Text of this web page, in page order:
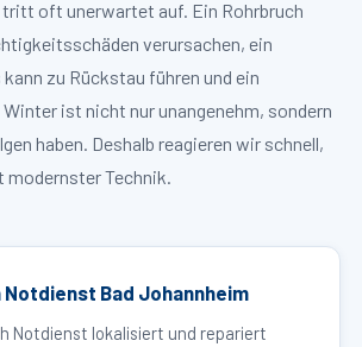
oft unerwartet auf. Ein Rohrbruch
verursachen, ein
zu Rückstau führen und ein
ist nicht nur unangenehm, sondern
haben. Deshalb reagieren wir schnell,
Technik.
Notdienst Bad Johannheim
Notdienst lokalisiert und repariert